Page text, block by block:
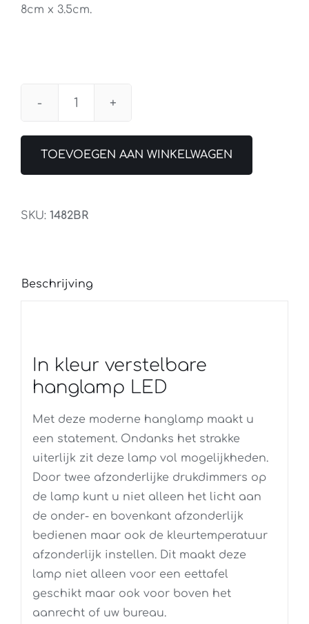
8cm x 3.5cm.
Hanglamp
LED
aantal
TOEVOEGEN AAN WINKELWAGEN
SKU: 1482BR
Beschrijving
In kleur verstelbare
hanglamp LED
Met deze moderne hanglamp maakt u
een statement. Ondanks het strakke
uiterlijk zit deze lamp vol mogelijkheden.
Door twee afzonderlijke drukdimmers op
de lamp kunt u niet alleen het licht aan
de onder- en bovenkant afzonderlijk
bedienen maar ook de kleurtemperatuur
afzonderlijk instellen. Dit maakt deze
lamp niet alleen voor een eettafel
geschikt maar ook voor boven het
aanrecht of uw bureau.